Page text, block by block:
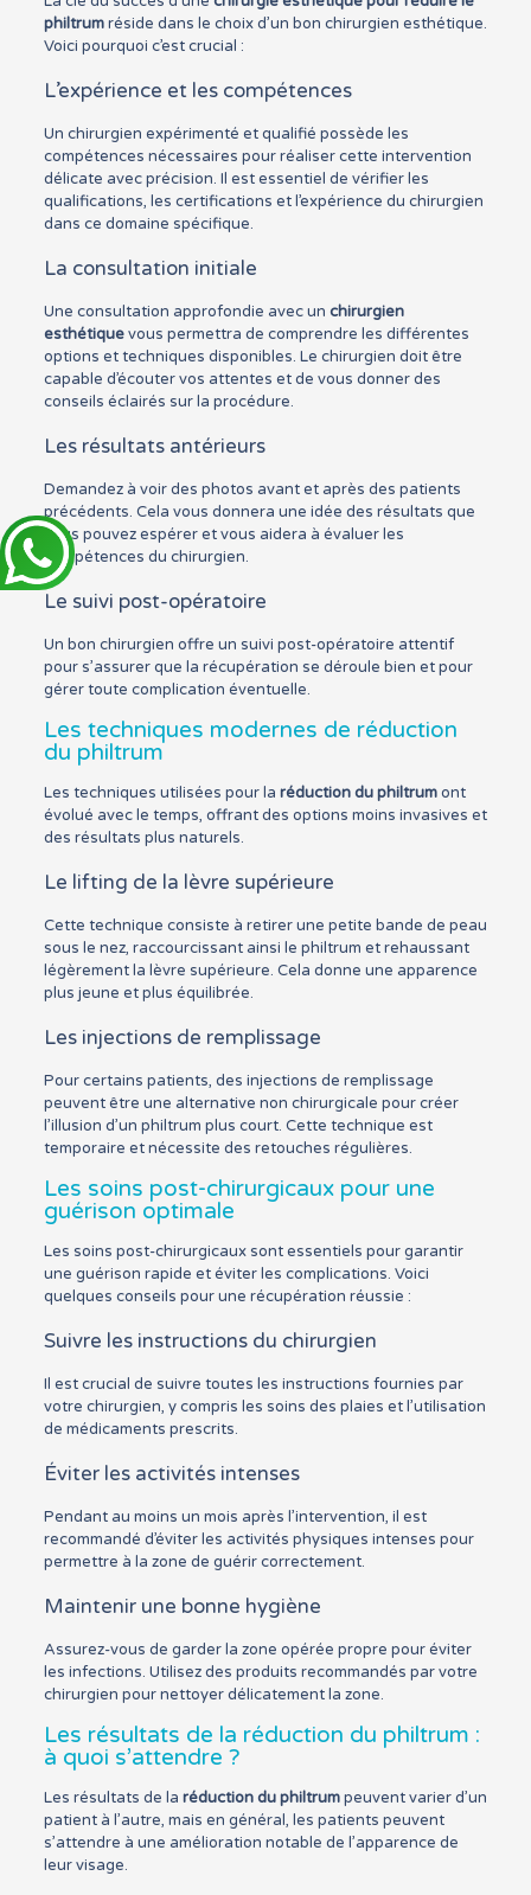
philtrumréside dans le choix d’un bon chirurgien esthétique.
Voici pourquoi c’est crucial :
L’expérience et les compétences
Un chirurgien expérimenté et qualifié possède les
compétences nécessaires pour réaliser cette intervention
délicate avec précision. Il est essentiel de vérifier les
qualifications, les certifications et l’expérience du chirurgien
dans ce domaine spécifique.
La consultation initiale
Une consultation approfondie avec un chirurgien
esthétiquevous permettra de comprendre les différentes
options et techniques disponibles. Le chirurgien doit être
capable d’écouter vos attentes et de vous donner des
conseils éclairés sur la procédure.
Les résultats antérieurs
Demandez à voir des photos avant et après des patients
précédents. Cela vous donnera une idée des résultats que
vous pouvez espérer et vous aidera à évaluer les
compétences du chirurgien.
Le suivi post-opératoire
Un bon chirurgien offre un suivi post-opératoire attentif
pour s’assurer que la récupération se déroule bien et pour
gérer toute complication éventuelle.
Les techniques modernes de réduction
du philtrum
Les techniques utilisées pour la réduction du philtrumont
évolué avec le temps, offrant des options moins invasives et
des résultats plus naturels.
Le lifting de la lèvre supérieure
Cette technique consiste à retirer une petite bande de peau
sous le nez, raccourcissant ainsi le philtrum et rehaussant
légèrement la lèvre supérieure. Cela donne une apparence
plus jeune et plus équilibrée.
Les injections de remplissage
Pour certains patients, des injections de remplissage
peuvent être une alternative non chirurgicale pour créer
l’illusion d’un philtrum plus court. Cette technique est
temporaire et nécessite des retouches régulières.
Les soins post-chirurgicaux pour une
guérison optimale
Les soins post-chirurgicaux sont essentiels pour garantir
une guérison rapide et éviter les complications. Voici
quelques conseils pour une récupération réussie :
Suivre les instructions du chirurgien
Il est crucial de suivre toutes les instructions fournies par
votre chirurgien, y compris les soins des plaies et l’utilisation
de médicaments prescrits.
Éviter les activités intenses
Pendant au moins un mois après l’intervention, il est
recommandé d’éviter les activités physiques intenses pour
permettre à la zone de guérir correctement.
Maintenir une bonne hygiène
Assurez-vous de garder la zone opérée propre pour éviter
les infections. Utilisez des produits recommandés par votre
chirurgien pour nettoyer délicatement la zone.
Les résultats de la réduction du philtrum :
à quoi s’attendre ?
Les résultats de la réduction du philtrumpeuvent varier d’un
patient à l’autre, mais en général, les patients peuvent
s’attendre à une amélioration notable de l’apparence de
leur visage.